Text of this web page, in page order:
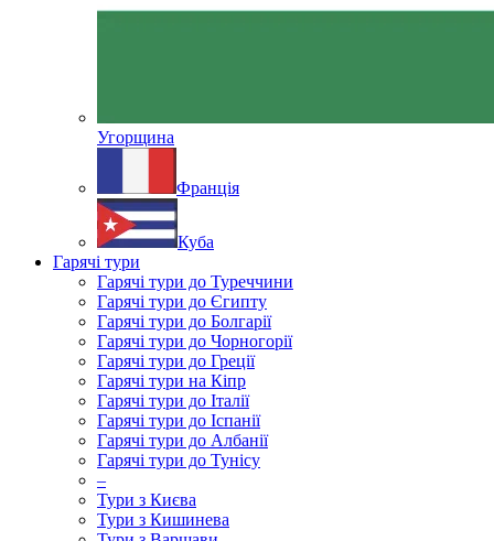
Угорщина
Франція
Куба
Гарячі тури
Гарячі тури до Туреччини
Гарячі тури до Єгипту
Гарячі тури до Болгарії
Гарячі тури до Чорногорії
Гарячі тури до Греції
Гарячі тури на Кіпр
Гарячі тури до Італії
Гарячі тури до Іспанії
Гарячі тури до Албанії
Гарячі тури до Тунісу
–
Тури з Києва
Тури з Кишинева